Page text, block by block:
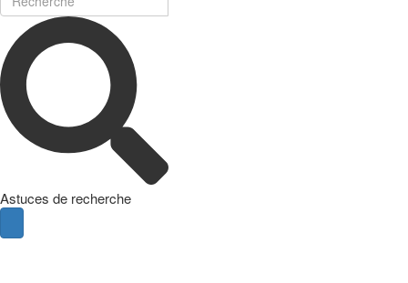
Astuces de recherche